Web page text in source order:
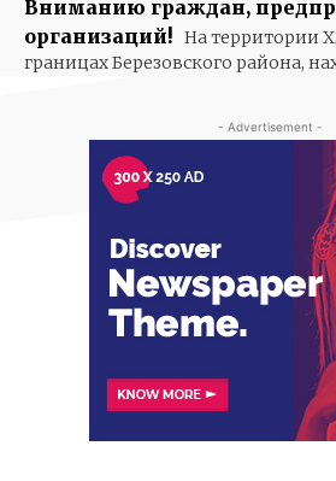
Вниманию граждан,
организаций! На территории
границах Березовского района,
- Advertisement -